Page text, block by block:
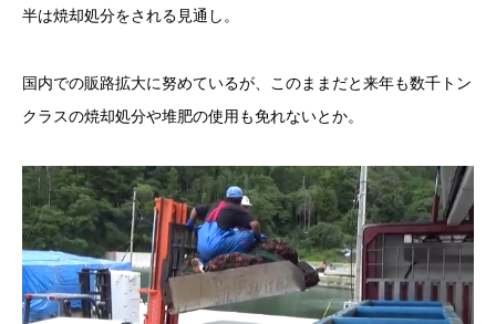
半は焼却処分をされる見通し。
国内での販路拡大に努めているが、このままだと来年も数千トン
クラスの焼却処分や堆肥の使用も免れないとか。